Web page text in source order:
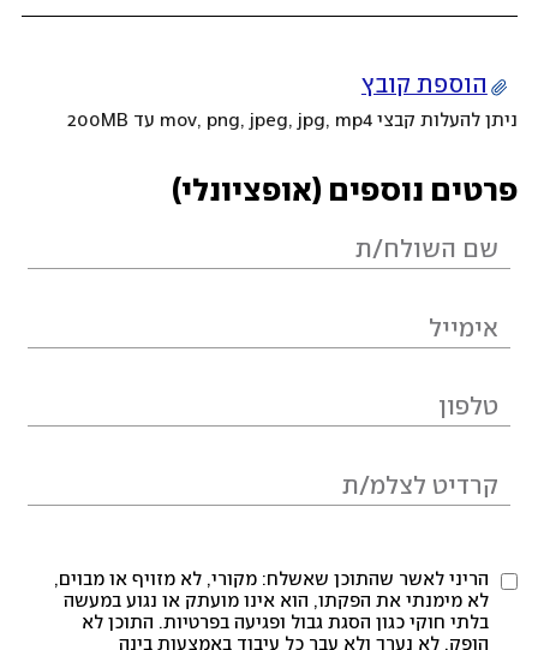
הוספת קובץ
ניתן להעלות קבצי mov, png, jpeg, jpg, mp4 עד 200MB
פרטים נוספים (אופציונלי)
הריני לאשר שהתוכן שאשלח: מקורי, לא מזויף או מבוים,
לא מימנתי את הפקתו, הוא אינו מועתק או נגוע במעשה
בלתי חוקי כגון הסגת גבול ופגיעה בפרטיות. התוכן לא
הופק, לא נערך ולא עבר כל עיבוד באמצעות בינה